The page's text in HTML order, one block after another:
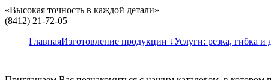
«Высокая точность в каждой детали»
(8412) 21-72-05
ГлавнаяИзготовление продукции ↓Услуги: резка, гибка и